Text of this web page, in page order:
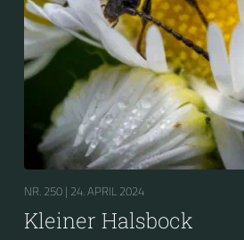
NR. 250 | 24. APRIL 2024
Kleiner Halsbock